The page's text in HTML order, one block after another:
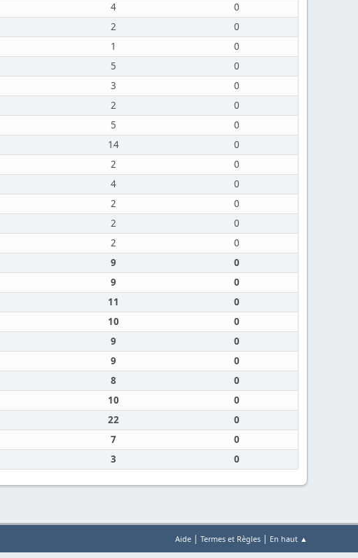
4
0
2
0
1
0
5
0
3
0
2
0
5
0
14
0
2
0
4
0
2
0
2
0
2
0
9
0
9
0
11
0
10
0
9
0
9
0
8
0
10
0
22
0
7
0
3 0
Aide | Termes et Règles | En haut ▲